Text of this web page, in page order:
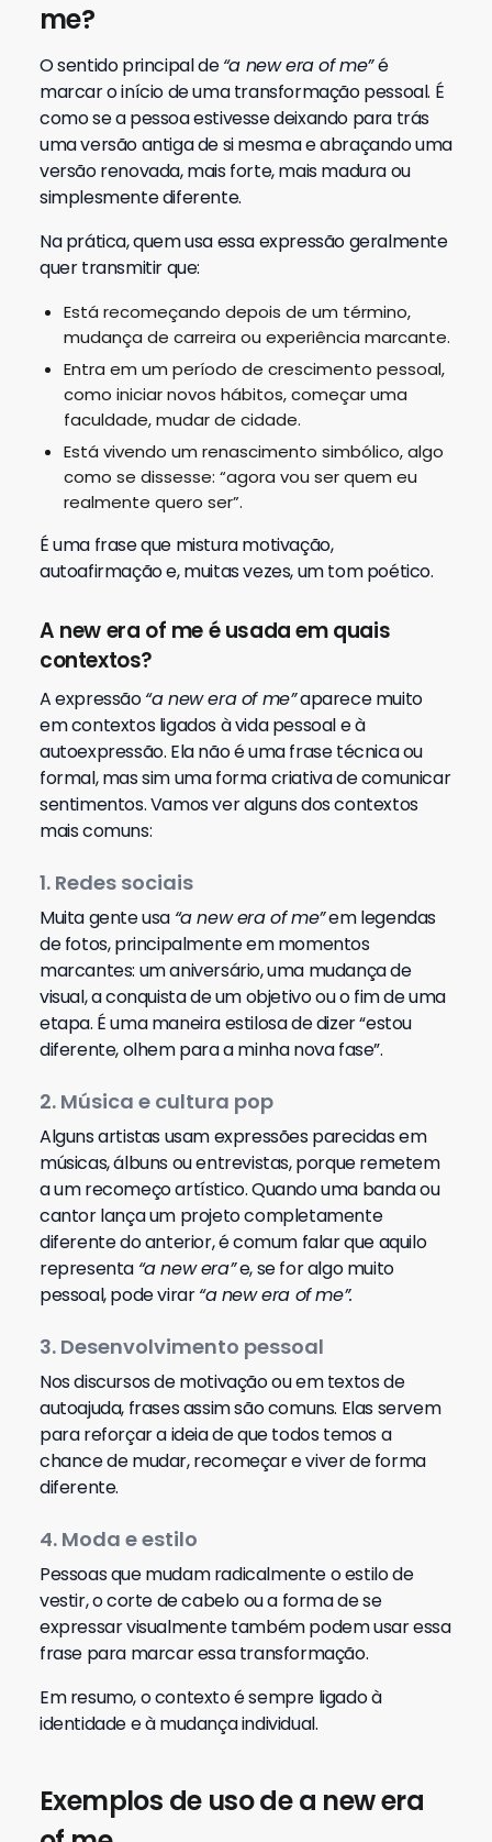
me?
O sentido principal de“a new era of me”é
marcar o início de uma transformação pessoal. É
como se a pessoa estivesse deixando para trás
uma versão antiga de si mesma e abraçando uma
versão renovada, mais forte, mais madura ou
simplesmente diferente.
Na prática, quem usa essa expressão geralmente
quer transmitir que:
Está recomeçando depois de um término,
mudança de carreira ou experiência marcante.
Entra em um período de crescimento pessoal,
como iniciar novos hábitos, começar uma
faculdade, mudar de cidade.
Está vivendo um renascimento simbólico, algo
como se dissesse: “agora vou ser quem eu
realmente quero ser”.
É uma frase que mistura motivação,
autoafirmação e, muitas vezes, um tom poético.
A new era of me é usada em quais
contextos?
A expressão“a new era of me”aparece muito
em contextos ligados à vida pessoal e à
autoexpressão. Ela não é uma frase técnica ou
formal, mas sim uma forma criativa de comunicar
sentimentos. Vamos ver alguns dos contextos
mais comuns:
1. Redes sociais
Muita gente usa “a new era of me”em legendas
de fotos, principalmente em momentos
marcantes: um aniversário, uma mudança de
visual, a conquista de um objetivo ou o fim de uma
etapa. É uma maneira estilosa de dizer “estou
diferente, olhem para a minha nova fase”.
2. Música e cultura pop
Alguns artistas usam expressões parecidas em
músicas, álbuns ou entrevistas, porque remetem
a um recomeço artístico. Quando uma banda ou
cantor lança um projeto completamente
diferente do anterior, é comum falar que aquilo
representa “a new era”e, se for algo muito
pessoal, pode virar“a new era of me”.
3. Desenvolvimento pessoal
Nos discursos de motivação ou em textos de
autoajuda, frases assim são comuns. Elas servem
para reforçar a ideia de que todos temos a
chance de mudar, recomeçar e viver de forma
diferente.
4. Moda e estilo
Pessoas que mudam radicalmente o estilo de
vestir, o corte de cabelo ou a forma de se
expressar visualmente também podem usar essa
frase para marcar essa transformação.
Em resumo, o contexto é sempre ligado à
identidade e à mudança individual.
Exemplos de uso de a new era